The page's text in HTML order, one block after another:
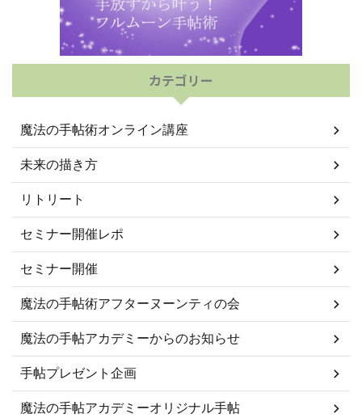
カテゴリー
魔法の手帖術オンライン講座
未来の描き方
リトリート
セミナー開催レポ
セミナー開催
魔法の手帖術アフターヌーンティの会
魔法の手帖アカデミーからのお知らせ
手帖プレゼント企画
魔法の手帖アカデミーオリジナル手帖